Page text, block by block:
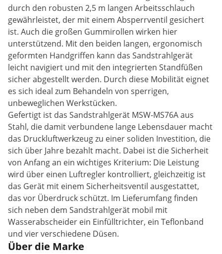
durch den robusten 2,5 m langen Arbeitsschlauch
gewährleistet, der mit einem Absperrventil gesichert
ist. Auch die großen Gummirollen wirken hier
unterstützend. Mit den beiden langen, ergonomisch
geformten Handgriffen kann das Sandstrahlgerät
leicht navigiert und mit den integrierten Standfüßen
sicher abgestellt werden. Durch diese Mobilität eignet
es sich ideal zum Behandeln von sperrigen,
unbeweglichen Werkstücken.
Gefertigt ist das Sandstrahlgerät MSW-MS76A aus
Stahl, die damit verbundene lange Lebensdauer macht
das Druckluftwerkzeug zu einer soliden Investition, die
sich über Jahre bezahlt macht. Dabei ist die Sicherheit
von Anfang an ein wichtiges Kriterium: Die Leistung
wird über einen Luftregler kontrolliert, gleichzeitig ist
das Gerät mit einem Sicherheitsventil ausgestattet,
das vor Überdruck schützt. Im Lieferumfang finden
sich neben dem Sandstrahlgerät mobil mit
Wasserabscheider ein Einfülltrichter, ein Teflonband
und vier verschiedene Düsen.
Über die Marke